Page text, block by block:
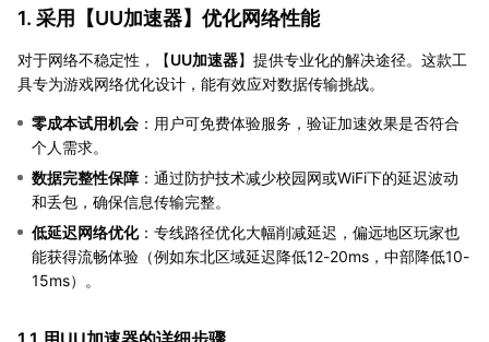
1. 采用【UU加速器】优化网络性能
对于网络不稳定性，【UU加速器】提供专业化的解决途径。这款工
具专为游戏网络优化设计，能有效应对数据传输挑战。
零成本试用机会 ：用户可免费体验服务，验证加速效果是否符合
个人需求。
数据完整性保障 ：通过防护技术减少校园网或WiFi下的延迟波动
和丢包，确保信息传输完整。
低延迟网络优化：专线路径优化大幅削减延迟，偏远地区玩家也
能获得流畅体验（例如东北区域延迟降低12-20ms，中部降低10-
15ms）。